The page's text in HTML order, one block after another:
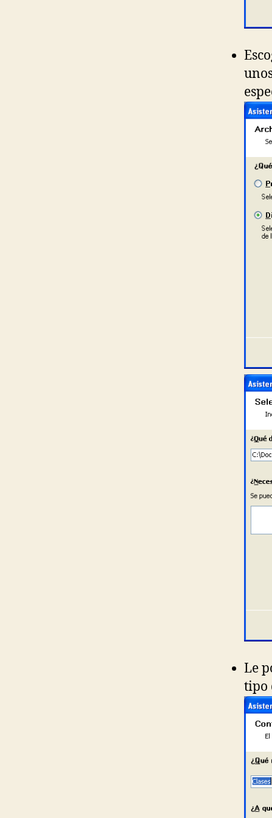
Le
tipo